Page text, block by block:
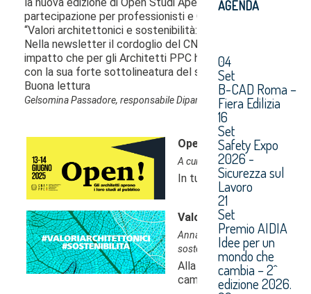
AGENDA
04
Set
B-CAD Roma –
Fiera Edilizia
16
Set
Safety Expo
2026 -
Sicurezza sul
Lavoro
21
Set
Premio AIDIA
Idee per un
mondo che
cambia – 2^
edizione 2026.